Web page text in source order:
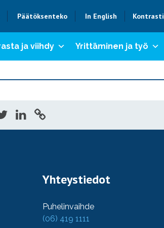
Päätöksenteko In English Kontrasti
ja viihdy Yrittäminen ja työ
Yhteystiedot
Puhelinvaihde
(06) 419 1111